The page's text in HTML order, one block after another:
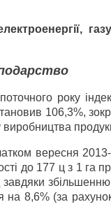
року
106,3%,
виробництва
вересня
до 177 ц з 1 га
збільшенню
на 8,6% (за